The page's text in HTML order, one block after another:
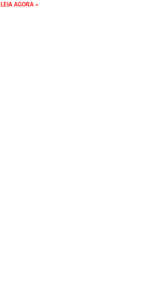
LEIA AGORA »